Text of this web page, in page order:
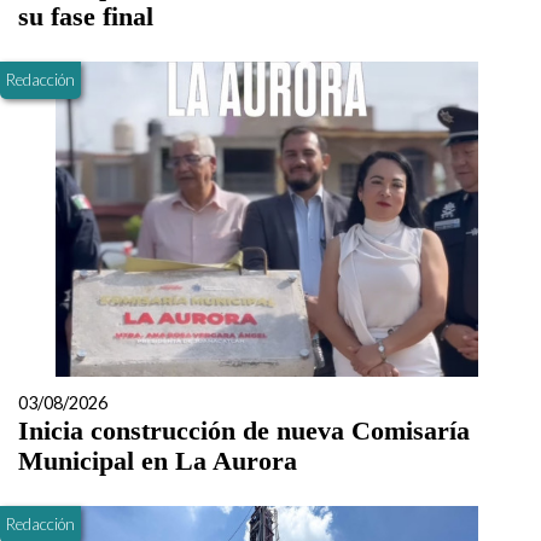
su fase final
Redacción
03/08/2026
Inicia construcción de nueva Comisaría
Municipal en La Aurora
Redacción